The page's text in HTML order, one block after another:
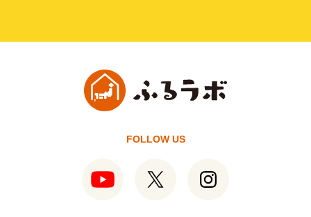
FOLLOW US